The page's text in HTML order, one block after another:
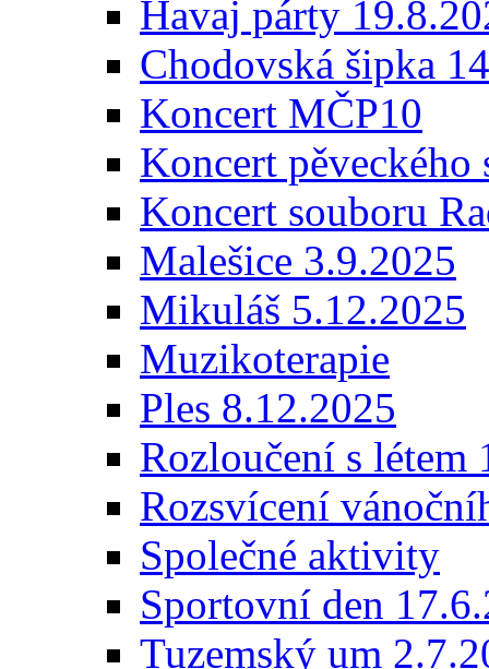
Havaj párty
Chodovská šipka
Koncert MČP10
Koncert pěveckého
Koncert souboru
Malešice 3.9.2025
Mikuláš 5.12.2025
Muzikoterapie
Ples 8.12.2025
Rozloučení s létem
Rozsvícení
Společné aktivity
Sportovní den
Tuzemský um